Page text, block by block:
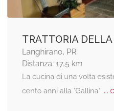
TRATTORIA
Langhirano, PR
Distanza: 17,5 km
La cucina di una volta
cento anni alla "Gallina"...